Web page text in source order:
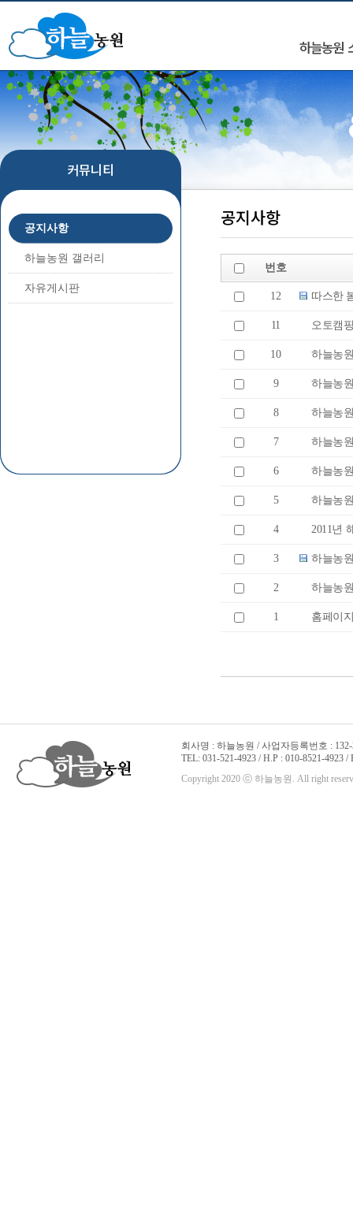
하늘농원
커뮤니티
공지사항
하늘농원 갤러리
자유게시판
공지사항
번호
12 따스한
11 오토캠
10 하늘농
9 하늘농
8 하늘농
7 하늘농
6 하늘농
5 하늘농
4 2011년
3 하늘농
2 하늘농
1 홈페이
회사명 : 하늘농원 / 사업자등록번호 :
TEL: 031-521-4923 / H.P : 010-8521-4923 /
Copyright 2020 ⓒ 하늘농원. All right